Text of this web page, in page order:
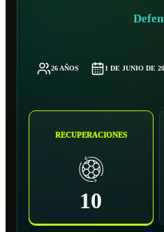
26 AÑOS 1 DE JUNIO DE
RECUPERACIONES
10